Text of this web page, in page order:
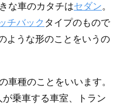
な車のカタチはセダン。
チバック タイプのもので
ような形のことをいうの
車種のことをいいます。
乗車する車室、トラン